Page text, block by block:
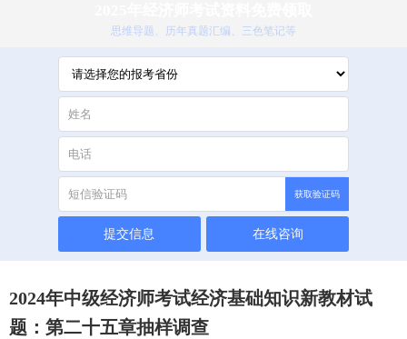
思维导题、历年真题汇编、三色笔记等
获取验证码
提交信息 在线咨询
2024年中级经济师考试经济基础知识新教材试
题：第二十五章抽样调查